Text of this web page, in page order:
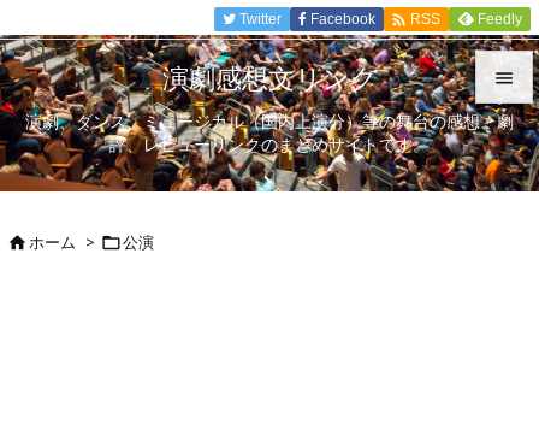


メニュ

Twitter Facebook  RSS Feedly
演劇感想文リンク
演劇、ダンス、ミュージカル（国内上演分）等の舞台の感想、劇
評、レビューリンクのまとめサイトです。
ホーム > 公演